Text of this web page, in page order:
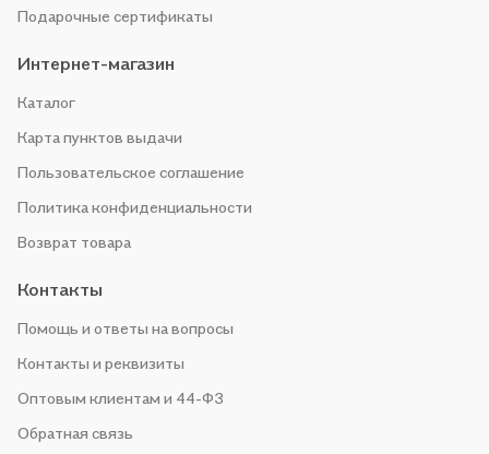
Подарочные сертификаты
Интернет-магазин
Каталог
Карта пунктов выдачи
Пользовательское соглашение
Политика конфиденциальности
Возврат товара
Контакты
Помощь и ответы на вопросы
Контакты и реквизиты
Оптовым клиентам и 44-ФЗ
Обратная связь